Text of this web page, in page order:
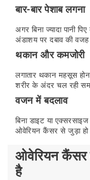
बार-बार पेशाब लगना
अगर बिना ज्यादा पानी
अंडाशय पर दबाव की
थकान और कमजोरी
लगातार थकान महसूस
शरीर के अंदर चल रही
वजन में बदलाव
बिना डाइट या
ओवेरियन कैंसर से जुड़ा हो
ओवेरियन कैंसर
है